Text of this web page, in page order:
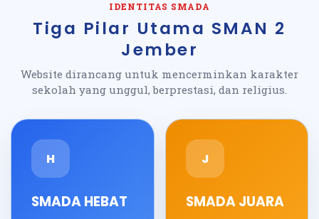
IDENTITAS SMADA
Tiga Pilar Utama SMAN 2
Jember
Website dirancang untuk mencerminkan karakter
sekolah yang unggul, berprestasi, dan religius.
H
SMADA HEBAT
J
SMADA JUARA